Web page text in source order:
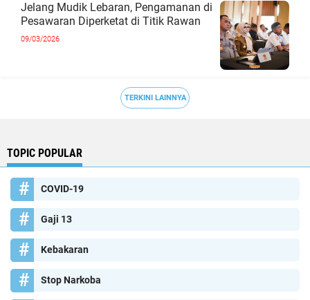
Jelang Mudik Lebaran, Pengamanan di
Pesawaran Diperketat di Titik Rawan
09/03/2026
TERKINI LAINNYA
TOPIC POPULAR
COVID-19
Gaji 13
Kebakaran
Stop Narkoba